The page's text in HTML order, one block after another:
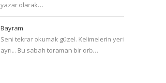
yazar olarak…
Bayram
Seni tekrar okumak güzel. Kelimelerin yeri
ayrı... Bu sabah toraman bir orb…